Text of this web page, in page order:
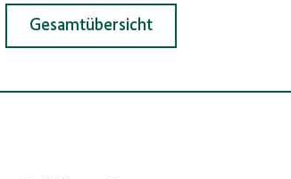
Gesamtübersicht